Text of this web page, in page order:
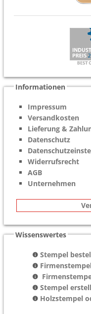
Informationen
Impressum
Versandkosten
Lieferung &
Datenschutz
Widerrufsrecht
AGB
Unternehmen
Wissenswertes
Stempel
Stempel
Holzstempel